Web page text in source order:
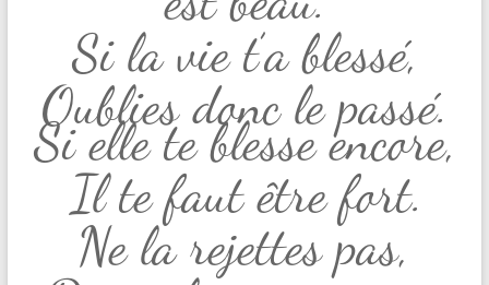
Si la vie t’a blessé,
Oublies donc le passé.
Si elle te blesse encore,
Il te faut être fort.
Ne la rejettes pas,